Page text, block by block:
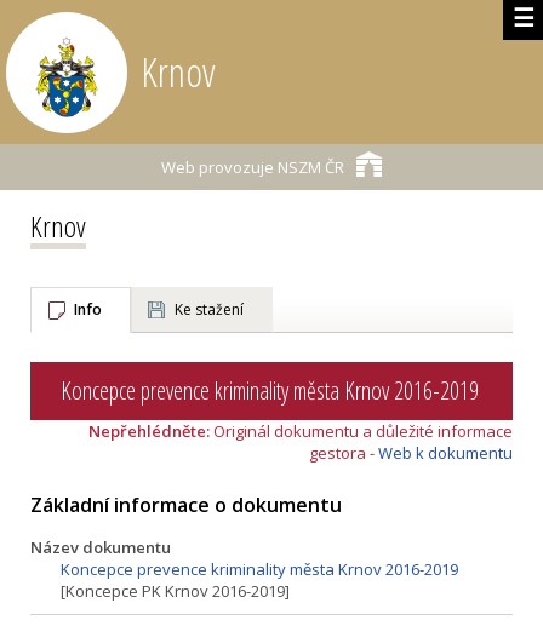
☰
Krnov
Web provozuje NSZM ČR
Krnov
Info Ke stažení
Koncepce prevence kriminality města Krnov 2016-2019
Nepřehlédněte:Originál dokumentu a důležité informace
gestora -Web k dokumentu
Základní informace o dokumentu
Název dokumentu
Koncepce prevence kriminality města Krnov 2016-2019
[Koncepce PK Krnov 2016-2019]